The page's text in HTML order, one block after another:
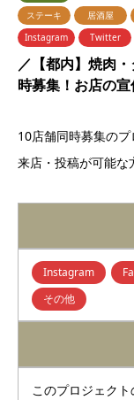
ステーキ
居酒屋
Instagram
Twitter
／【都内】焼肉
時募集！お店の宣
10店舗同時募集の
来店・投稿が可能な
Instagram
その他
このプロジェク